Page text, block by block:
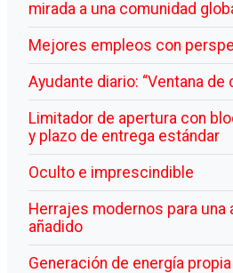
mirada a una comunidad
Mejores empleos con
Ayudante diario: “Ventana de
Limitador de apertura con
y plazo de entrega estándar
Oculto e imprescindible
Herrajes modernos para
añadido
Generación de energía